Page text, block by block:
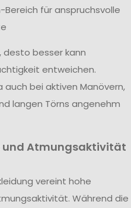
Bereich für anspruchsvolle
besser kann
entweichen.
auch bei aktiven Manövern,
langen Törns angenehm
und Atmungsaktivität
vereint hohe
Während die